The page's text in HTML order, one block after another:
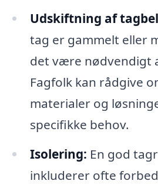
Udskiftning af
tag er gammelt eller
det være nødvendigt
Fagfolk kan rådgive
materialer og
specifikke behov.
Isolering: En god
inkluderer ofte